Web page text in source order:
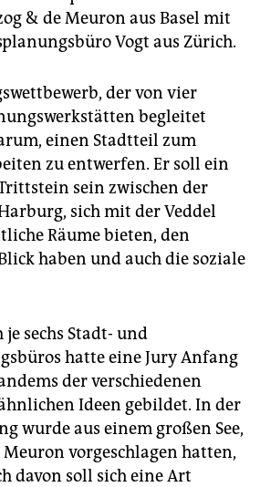
& de Meuron aus Basel mit
Vogt aus Zürich.
der von vier
begleitet
einen Stadtteil zum
zu entwerfen. Er soll ein
sein zwischen der
sich mit der Veddel
Räume bieten, den
haben und auch die soziale
sechs Stadt- und
hatte eine Jury Anfang
der verschiedenen
Ideen gebildet. In der
wurde aus einem großen See,
vorgeschlagen hatten,
davon soll sich eine Art